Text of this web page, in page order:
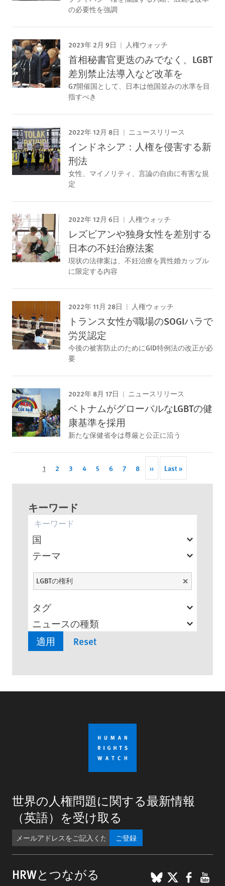
の必要性を強調
2023年 2月 9日 人権ウォッチ
首相秘書官更迭のみでなく、LGBT
差別禁止法導入など改革を
G7開催国として、日本は他国並みの水準を目
指すべき
2022年 12月 8日 ニュースリリース
インドネシア：人権を侵害する新
刑法
女性、マイノリティ、言論の自由に有害な規
定
2022年 12月 6日 人権ウォッチ
レズビアンや独身女性を差別する
日本の不妊治療法案
現状の法律案は、不妊治療を異性婚カップル
に限定する内容
2022年 11月 28日 人権ウォッチ
トランス女性が職場のSOGIハラで
労災認定
今後の被害防止のためにGID特例法の改正が必
要
2022年 8月 17日 ニュースリリース
ベトナムがグローバルなLGBTの健
康基準を採用
新たな保健省令は尊厳と公正に沿う
PaginationCurrent
1 Page
2 Page
3 Page
4 Page
5 Page
6 Page
7 Page
8
Next
page
››
Last
page
Last »
キーワード
国
テーマ
LGBTの権利 Unselect
タグ
ニュースの種類
世界の人権問題に関する最新情報
（英語）を受け取る
ご登録
HRWとつながる BlueSky
X